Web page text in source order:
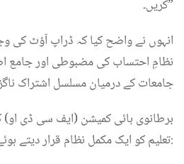
کریں۔”
انہوں نے واضح کیا کہ ڈراپ آؤٹ کی
نظامِ احتساب کی مضبوطی اور جامع
جامعات کے درمیان مسلسل اشتراک
برطانوی ہائی کمیشن (ایف سی ڈی او)
تعلیم کو ایک مکمل نظام قرار دیتے ہوئے کہا: